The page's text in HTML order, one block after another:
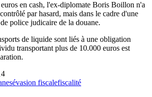
en cash, l'ex-diplomate Boris Boillon n'a
par hasard, mais dans le cadre d'une
police judicaire de la douane.
de liquide sont liés à une obligation
transportant plus de 10.000 euros est
évasion fiscalefiscalité